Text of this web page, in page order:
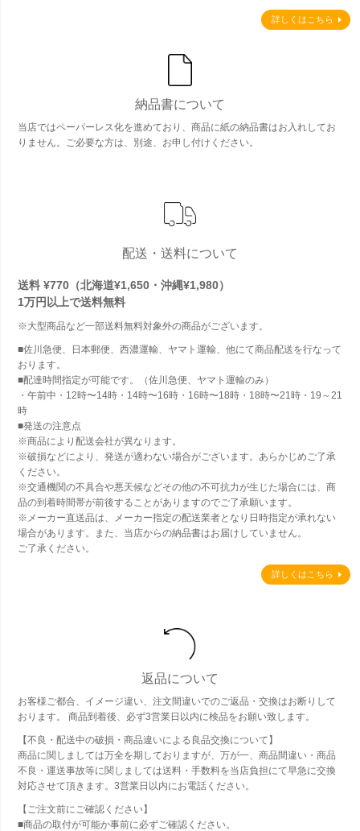
詳しくはこちら
納品書について
当店ではペーパーレス化を進めており、商品に紙の納品書はお入れしてお
りません。ご必要な方は、別途、お申し付けください。
配送・送料について
送料 ¥770（北海道¥1,650・沖縄¥1,980）
1万円以上で送料無料
※大型商品など一部送料無料対象外の商品がございます。
■佐川急便、日本郵便、西濃運輸、ヤマト運輸、他にて商品配送を行なって
おります。
■配達時間指定が可能です。（佐川急便、ヤマト運輸のみ）
・午前中・12時〜14時・14時〜16時・16時〜18時・18時〜21時・19～21
時
■発送の注意点
※商品により配送会社が異なります。
※破損などにより、発送が適わない場合がございます。あらかじめご了承
ください。
※交通機関の不具合や悪天候などその他の不可抗力が生じた場合には、商
品の到着時間帯が前後することがありますのでご了承願います。
※メーカー直送品は、メーカー指定の配送業者となり日時指定が承れない
場合があります。また、当店からの納品書はお届けしていません。
ご了承ください。
詳しくはこちら
返品について
お客様ご都合、イメージ違い、注文間違いでのご返品・交換はお断りして
おります。 商品到着後、必ず3営業日以内に検品をお願い致します。
【不良・配送中の破損・商品違いによる良品交換について】
商品に関しましては万全を期しておりますが、万が一、商品間違い・商品
不良・運送事故等に関しましては送料・手数料を当店負担にて早急に交換
対応させて頂きます。3営業日以内にお電話ください。
【ご注文前にご確認ください】
■商品の取付が可能か事前に必ずご確認ください。